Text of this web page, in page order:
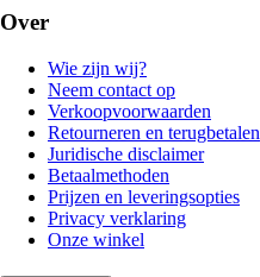
Over
Wie zijn wij?
Neem contact op
Verkoopvoorwaarden
Retourneren en terugbetalen
Juridische disclaimer
Betaalmethoden
Prijzen en leveringsopties
Privacy verklaring
Onze winkel